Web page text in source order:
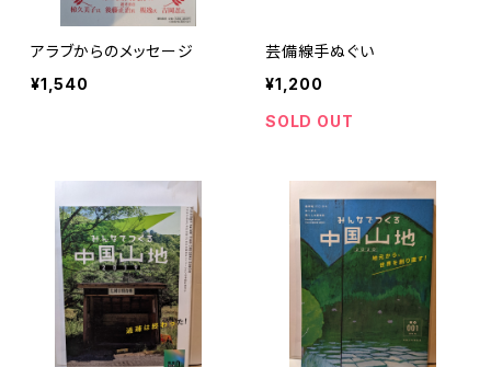
アラブからのメッセージ
¥1,540
芸備線手ぬぐい
¥1,200
SOLD OUT